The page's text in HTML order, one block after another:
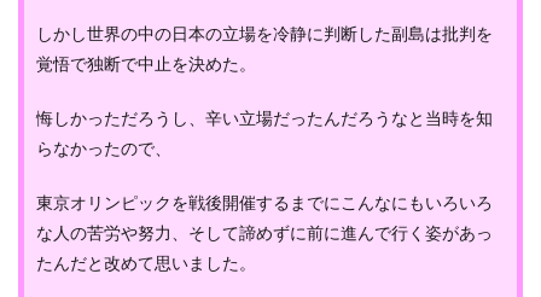
しかし世界の中の日本の立場を冷静に判断した副島は批判を
覚悟で独断で中止を決めた。
悔しかっただろうし、辛い立場だったんだろうなと当時を知
らなかったので、
東京オリンピックを戦後開催するまでにこんなにもいろいろ
な人の苦労や努力、そして諦めずに前に進んで行く姿があっ
たんだと改めて思いました。